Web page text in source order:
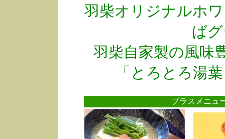
羽柴オリジナルホ
ば
羽柴自家製の風味
「とろとろ湯
プラスメニ